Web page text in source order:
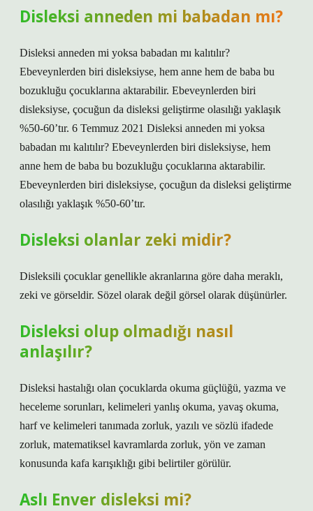
Disleksi anneden mi babadan mı?
Disleksi anneden mi yoksa babadan mı kalıtılır?
Ebeveynlerden biri disleksiyse, hem anne hem de baba bu
bozukluğu çocuklarına aktarabilir. Ebeveynlerden biri
disleksiyse, çocuğun da disleksi geliştirme olasılığı yaklaşık
%50-60’tır. 6 Temmuz 2021 Disleksi anneden mi yoksa
babadan mı kalıtılır? Ebeveynlerden biri disleksiyse, hem
anne hem de baba bu bozukluğu çocuklarına aktarabilir.
Ebeveynlerden biri disleksiyse, çocuğun da disleksi geliştirme
olasılığı yaklaşık %50-60’tır.
Disleksi olanlar zeki midir?
Disleksili çocuklar genellikle akranlarına göre daha meraklı,
zeki ve görseldir. Sözel olarak değil görsel olarak düşünürler.
Disleksi olup olmadığı nasıl
anlaşılır?
Disleksi hastalığı olan çocuklarda okuma güçlüğü, yazma ve
heceleme sorunları, kelimeleri yanlış okuma, yavaş okuma,
harf ve kelimeleri tanımada zorluk, yazılı ve sözlü ifadede
zorluk, matematiksel kavramlarda zorluk, yön ve zaman
konusunda kafa karışıklığı gibi belirtiler görülür.
Aslı Enver disleksi mi?